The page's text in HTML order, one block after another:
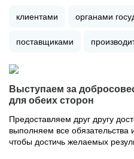
клиентами органами
поставщиками
Выступаем за
для обеих сторон
Предоставляем друг другу
выполняем все
чтобы достичь желаемых